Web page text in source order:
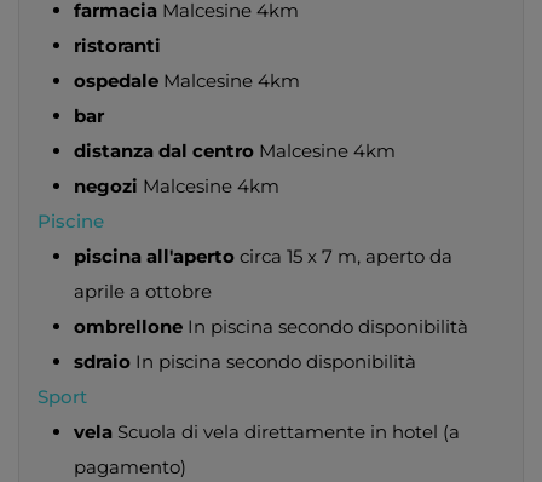
farmacia Malcesine 4km
ristoranti
ospedale Malcesine 4km
bar
distanza dal centro Malcesine 4km
negozi Malcesine 4km
Piscine
piscina all'aperto circa 15 x 7 m, aperto da
aprile a ottobre
ombrellone In piscina secondo disponibilità
sdraio In piscina secondo disponibilità
Sport
vela Scuola di vela direttamente in hotel (a
pagamento)